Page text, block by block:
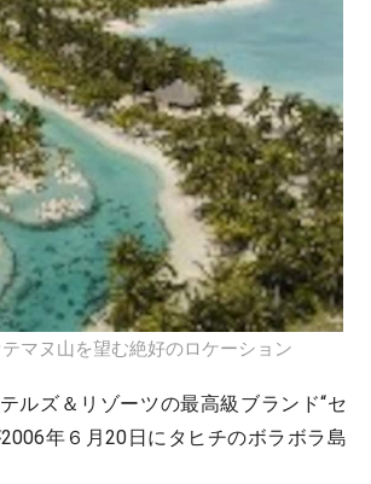
マヌ山を望む絶好のロケーション
ルズ＆リゾーツの最高級ブランド“セ
年６月20日にタヒチのボラボラ島